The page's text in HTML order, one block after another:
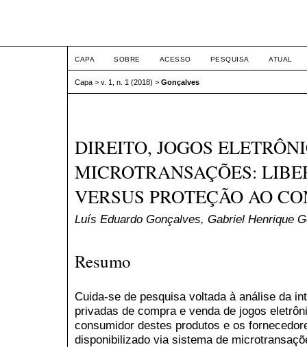
CAPA SOBRE ACESSO PESQUISA ATUAL
Capa > v. 1, n. 1 (2018) > Gonçalves
DIREITO, JOGOS
MICROTRANSAÇÕES:
VERSUS PROTEÇÃO AO
Luís Eduardo Gonçalves, Gabriel Henrique
Resumo
Cuida-se de pesquisa voltada à análise da
privadas de compra e venda de jogos
consumidor destes produtos e os
disponibilizado via sistema de